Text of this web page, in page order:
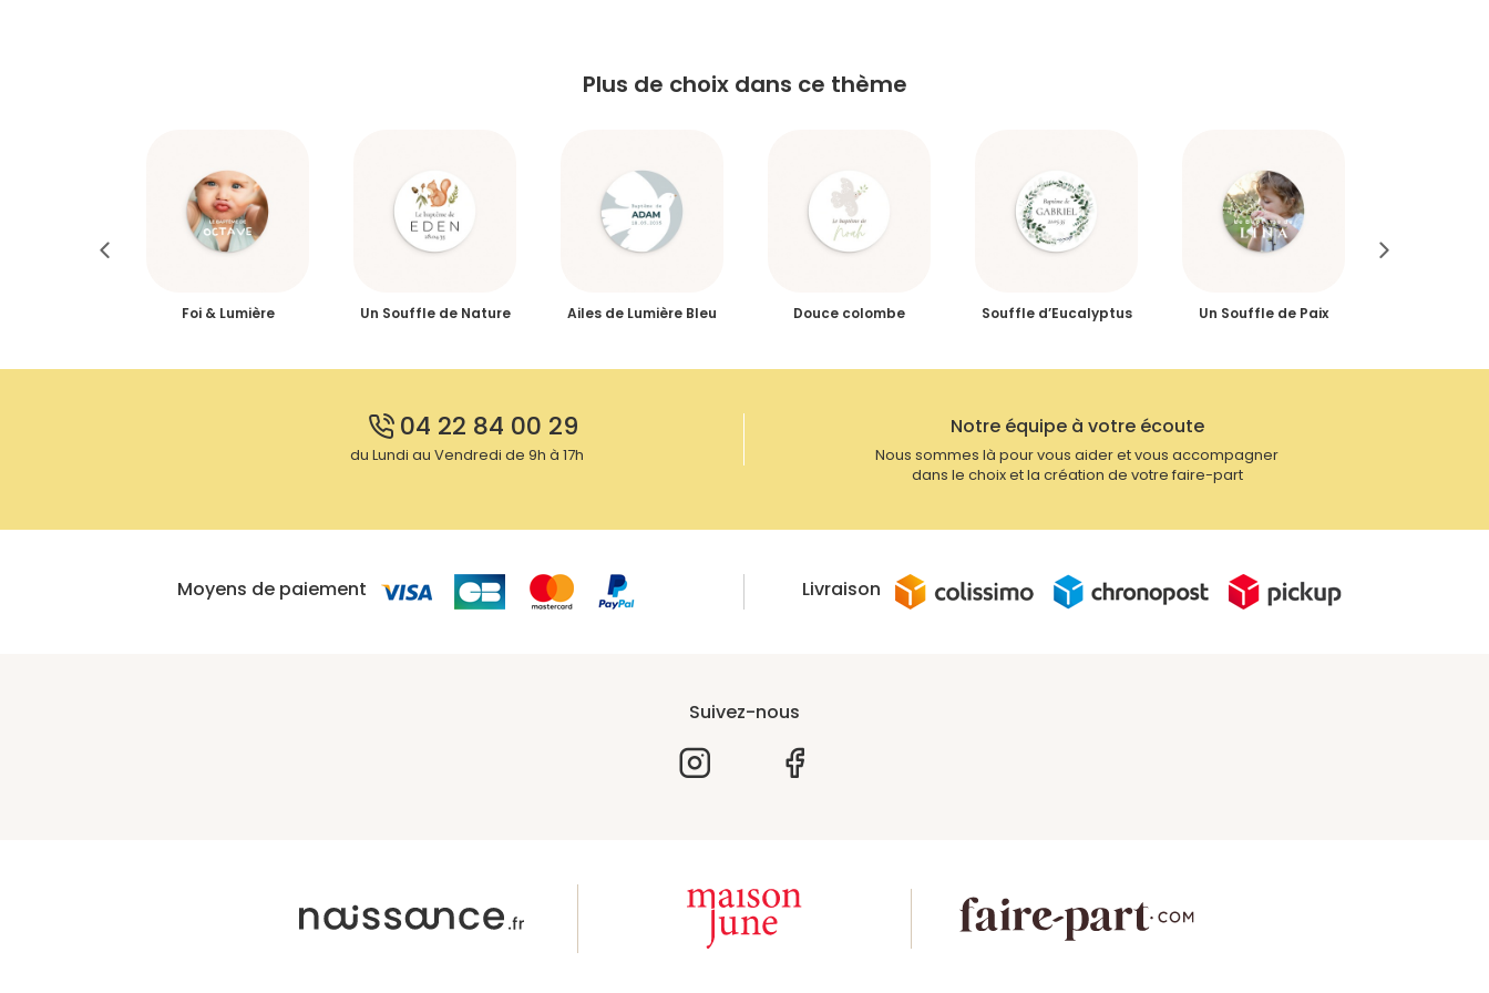
Plus de choix dans ce thème
Foi & Lumière Un Souffle de Nature Ailes de Lumière Bleu Douce colombe Souffle d’Eucalyptus Un Souffle de Paix
04 22 84 00 29
du Lundi au Vendredi de 9h à 17h
Notre équipe à votre écoute
Nous sommes là pour vous aider et vous accompagner
dans le choix et la création de votre faire-part
Moyens de paiement Livraison
Suivez-nous